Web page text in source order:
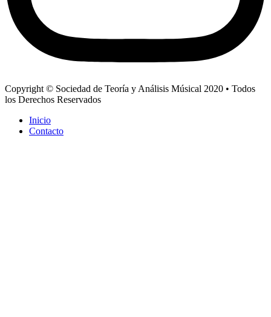
Copyright © Sociedad de Teoría y Análisis Músical 2020 • Todos
los Derechos Reservados
Inicio
Contacto